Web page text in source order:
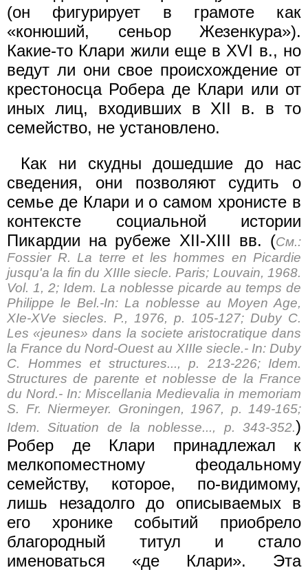
(он фигурирует в грамоте как
«конюший, сеньор Жезенкурa»).
Какие-то Клари жили еще в XVI в., но
ведут ли они свое происхождение от
крестоносца Робера де Клари или от
иных лиц, входивших в XII в. в то
семейство, не установлено.
Как ни скудны дошедшие до нас
сведения, они позволяют судить о
семье де Клари и о самом хронисте в
контексте социальной истории
Пикардии на рубеже XII-XIII вв. (См.:
Fossier R. La terre et les hommes en Picardie
jusqu'a la fin du XIIIе siecle. Paris; Louvain, 1968.
Vol. 1, 2; Idem. La noblesse picarde au temps de
Philippe le Bel.-In: La noblesse au Moyen Age,
XIе-XVе siecles. P., 1976, p. 105-127; Duby C.
Les «jeunes» dans la societe aristocratique dans
la France du Nord-Оuest au XIIIе siecle.- In: Duby
C. Hommes et structures..., p. 213-226; Idem.
Structures de parente et noblesse de la France
du Nord.- In: Miscellania Medievalia in memoriam
S. Fr. Niermeyer. Groningen, 1967, p. 149-165;
Idem. Situation de la noblesse..., p. 343-352.)
Робер де Клари принадлежал к
мелкопоместному феодальному
семейству, которое, по-видимому,
лишь незадолго до описываемых в
его хронике событий приобрело
благородный титул и стало
именоваться «де Клари». Эта